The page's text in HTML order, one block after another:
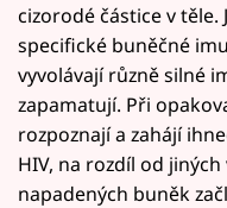
cizorodé částice v
specifické buněčné
vyvolávají různě silné
zapamatují. Při
rozpoznají a zahájí
HIV, na rozdíl od
napadených buněk